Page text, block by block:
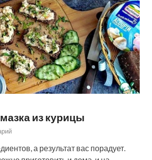
из курицы
а результат вас порадует.